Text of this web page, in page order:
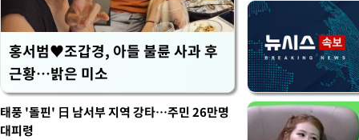
홍서범♥조갑경, 아들 불륜 사과 후
근황…밝은 미소
태풍 '돌핀' 日 남서부 지역 강타…주민 26만명
대피령